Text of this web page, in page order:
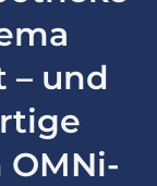
– und
OMNi-